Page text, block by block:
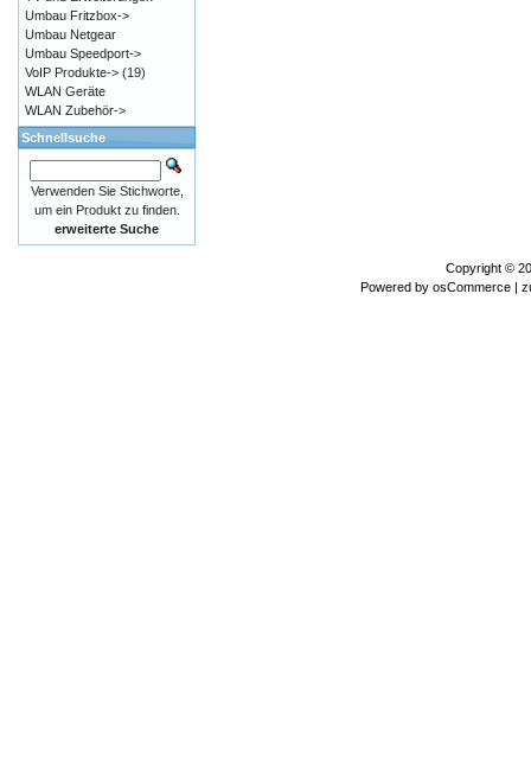
Umbau Fritzbox->
Umbau Netgear
Umbau Speedport->
VoIP Produkte-> (19)
WLAN Geräte
WLAN Zubehör->
Schnellsuche
Verwenden Sie Stichworte,
um ein Produkt zu finden.
erweiterte Suche
Copyright ©
Powered by osCommerce |